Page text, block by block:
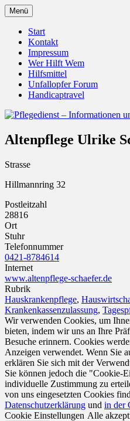
Zum
Inhalt
springen
Pflegedienst –
und Suche
Unfallopfer –
Menü
Start
Kontakt
Impressum
Wer Hilft Wem
Hilfsmittel
Unfallopfer Forum
Handicaptravel
Altenpflege Ulrike
Strasse
Hillmannring 32
Postleitzahl
28816
Ort
Stuhr
Telefonnummer
0421-8784614
Internet
www.altenpflege-schaefer.de
Rubrik
Hauskrankenpflege,
Krankenkassenzulassung,
Wir verwenden Cookies, um
bieten, indem wir uns an Ihre
Besuche erinnern. Cookies
Anzeigen verwendet. Wenn Sie
erklären Sie sich mit der
Sie können jedoch die "Cookie-
individuelle Zustimmung zu
von uns eingesetzten Cookies
Datenschutzerklärung und in der
Cookie Einstellungen Alle